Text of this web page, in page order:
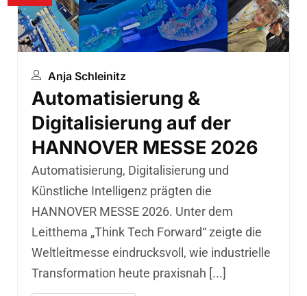
Anja Schleinitz
Automatisierung &
Digitalisierung auf der
HANNOVER MESSE 2026
Automatisierung, Digitalisierung und
Künstliche Intelligenz prägten die
HANNOVER MESSE 2026. Unter dem
Leitthema „Think Tech Forward“ zeigte die
Weltleitmesse eindrucksvoll, wie industrielle
Transformation heute praxisnah [...]